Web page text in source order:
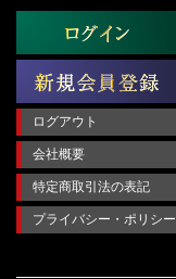
ログアウト
会社概要
特定商取引法の表記
プライバシー・ポリシー